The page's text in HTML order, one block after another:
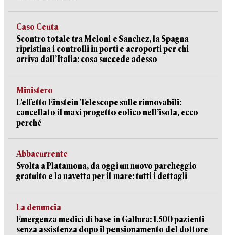
Caso Ceuta
Scontro totale tra Meloni e Sanchez, la Spagna
ripristina i controlli in porti e aeroporti per chi
arriva dall’Italia: cosa succede adesso
Ministero
L’effetto Einstein Telescope sulle rinnovabili:
cancellato il maxi progetto eolico nell’isola, ecco
perché
Abbacurrente
Svolta a Platamona, da oggi un nuovo parcheggio
gratuito e la navetta per il mare: tutti i dettagli
La denuncia
Emergenza medici di base in Gallura: 1.500 pazienti
senza assistenza dopo il pensionamento del dottore